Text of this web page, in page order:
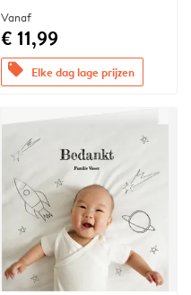
Vanaf
€ 11,99
offers Elke dag lage prijzen